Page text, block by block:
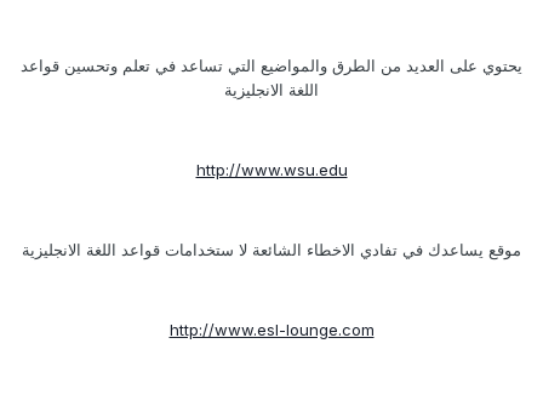
يحتوي على العديد من الطرق والمواضيع التي تساعد في تعلم وتحسين قواعد
اللغة الانجليزية
http://www.wsu.edu
موقع يساعدك في تفادي الاخطاء الشائعة لا ستخدامات قواعد اللغة الانجليزية
http://www.esl-lounge.com